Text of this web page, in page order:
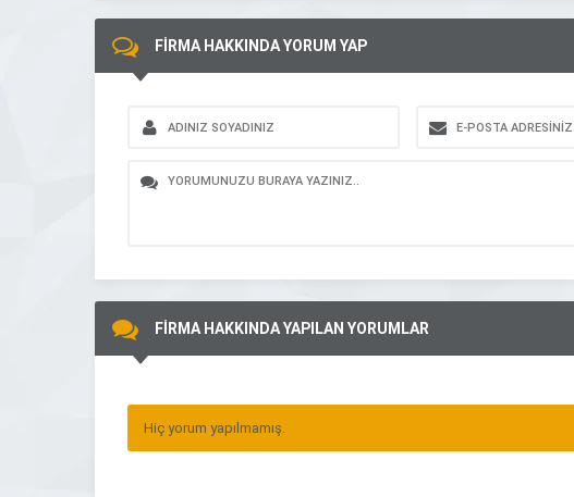
FİRMA HAKKINDA YORUM YAP
FİRMA HAKKINDA YAPILAN YORUMLAR
Hiç yorum yapılmamış.